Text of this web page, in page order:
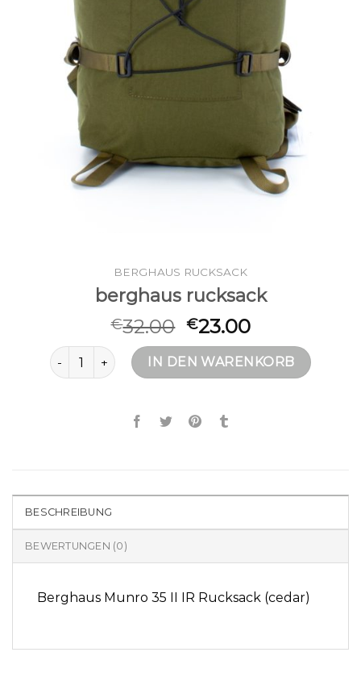
BERGHAUS RUCKSACK
berghaus rucksack
€32.00 €23.00
berghaus rucksack MengeIN DEN WARENKORB
BESCHREIBUNG
BEWERTUNGEN (0)
Berghaus Munro 35 II IR Rucksack (cedar)